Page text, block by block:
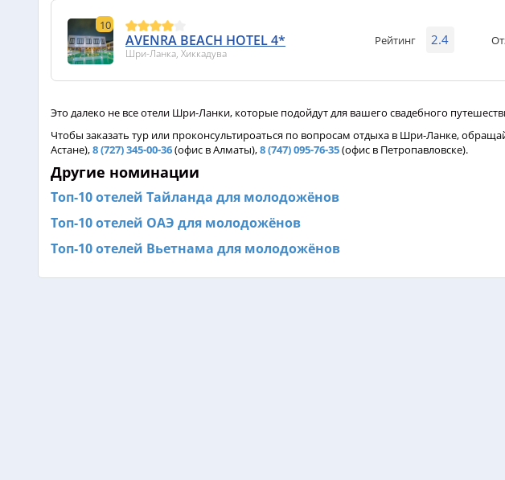
10
AVENRA BEACH HOTEL 4*
Шри-Ланка, Хиккадува
Рейтинг 2.4
Это далеко не все отели Шри-Ланки, которые подойдут для вашего свадебного
Чтобы заказать тур или проконсультироаться по вопросам отдыха в Шри-Ланке,
Астане),8 (727) 345-00-36(офис в Алматы),8 (747) 095-76-35(офис в Петропавловске).
Другие номинации
Топ-10 отелей Тайланда для молодожёнов
Топ-10 отелей ОАЭ для молодожёнов
Топ-10 отелей Вьетнама для молодожёнов